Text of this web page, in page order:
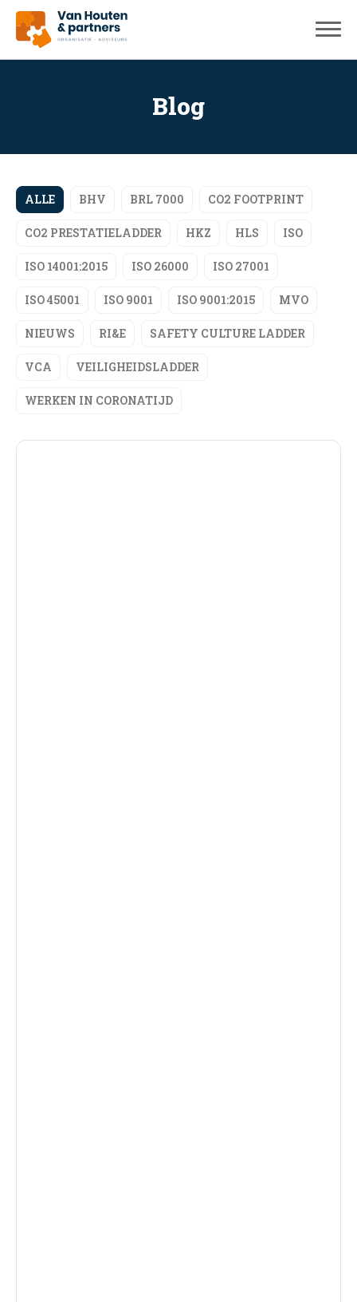
Blog
ALLE BHV BRL 7000 CO2 FOOTPRINT
CO2 PRESTATIELADDER HKZ HLS ISO
ISO 14001:2015 ISO 26000 ISO 27001
ISO 45001 ISO 9001 ISO 9001:2015 MVO
NIEUWS RI&E SAFETY CULTURE LADDER
VCA VEILIGHEIDSLADDER
WERKEN IN CORONATIJD